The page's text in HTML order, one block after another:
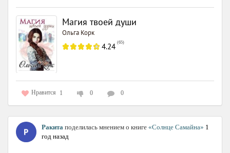
Магия твоей души
Ольга Корк
4.24 (65)
Нравится 1 0 0
Ракита поделилась мнением о книге «Солнце Самайна» 1
год назад